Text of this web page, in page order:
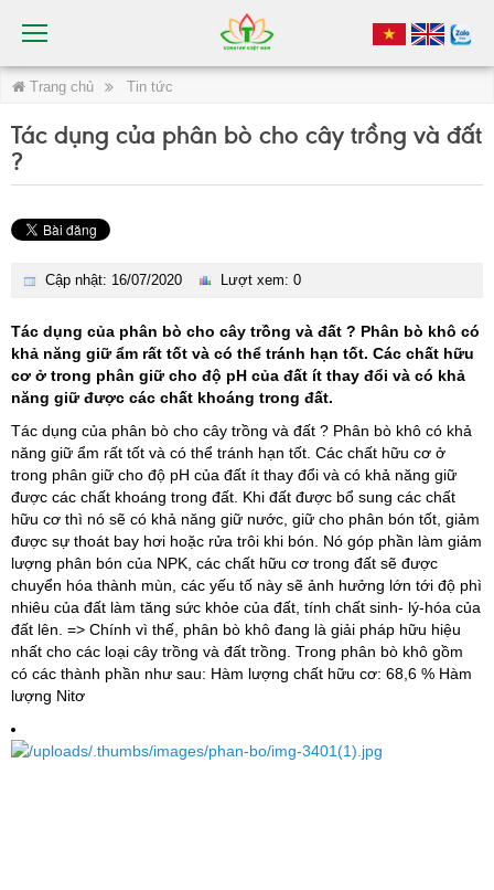
Trang chủ Tin tức
Tác dụng của phân bò cho cây trồng và đất
?
Cập nhật: 16/07/2020 Lượt xem: 0
Tác dụng của phân bò cho cây trồng và đất ? Phân bò khô có
khả năng giữ ẩm rất tốt và có thể tránh hạn tốt. Các chất hữu
cơ ở trong phân giữ cho độ pH của đất ít thay đổi và có khả
năng giữ được các chất khoáng trong đất.
Tác dụng của phân bò cho cây trồng và đất ? Phân bò khô có khả
năng giữ ẩm rất tốt và có thể tránh hạn tốt. Các chất hữu cơ ở
trong phân giữ cho độ pH của đất ít thay đổi và có khả năng giữ
được các chất khoáng trong đất. Khi đất được bổ sung các chất
hữu cơ thì nó sẽ có khả năng giữ nước, giữ cho phân bón tốt, giảm
được sự thoát bay hơi hoặc rửa trôi khi bón. Nó góp phần làm giảm
lượng phân bón của NPK, các chất hữu cơ trong đất sẽ được
chuyển hóa thành mùn, các yếu tố này sẽ ảnh hưởng lớn tới độ phì
nhiêu của đất làm tăng sức khỏe của đất, tính chất sinh- lý-hóa của
đất lên. => Chính vì thế, phân bò khô đang là giải pháp hữu hiệu
nhất cho các loại cây trồng và đất trồng. Trong phân bò khô gồm
có các thành phần như sau: Hàm lượng chất hữu cơ: 68,6 % Hàm
lượng Nitơ